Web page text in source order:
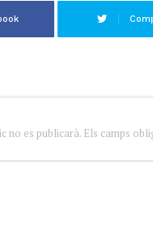
no es publicarà. Els camps